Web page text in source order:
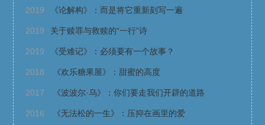
2019 《论解构》：而是将它重新刻写一遍
2019 关于赎罪与救赎的“一行”诗
2019 《受难记》：必须要有一个故事？
2018 《欢乐糖果屋》：甜蜜的高度
2017 《波波尔·乌》：你们要走我们开辟的道路
2016 《无法松的一生》：压抑在画里的爱